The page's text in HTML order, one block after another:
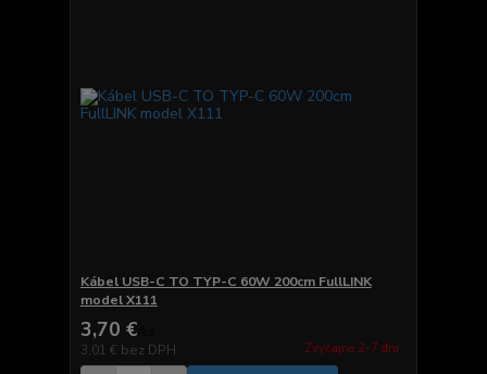
Kábel USB-C TO TYP-C 60W 200cm FullLINK
model X111
3,70 €
3,01 € bez DPH Zvyčajne 2-7 dni.